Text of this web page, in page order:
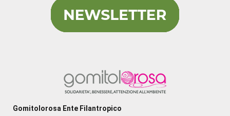
Gomitolorosa Ente Filantropico